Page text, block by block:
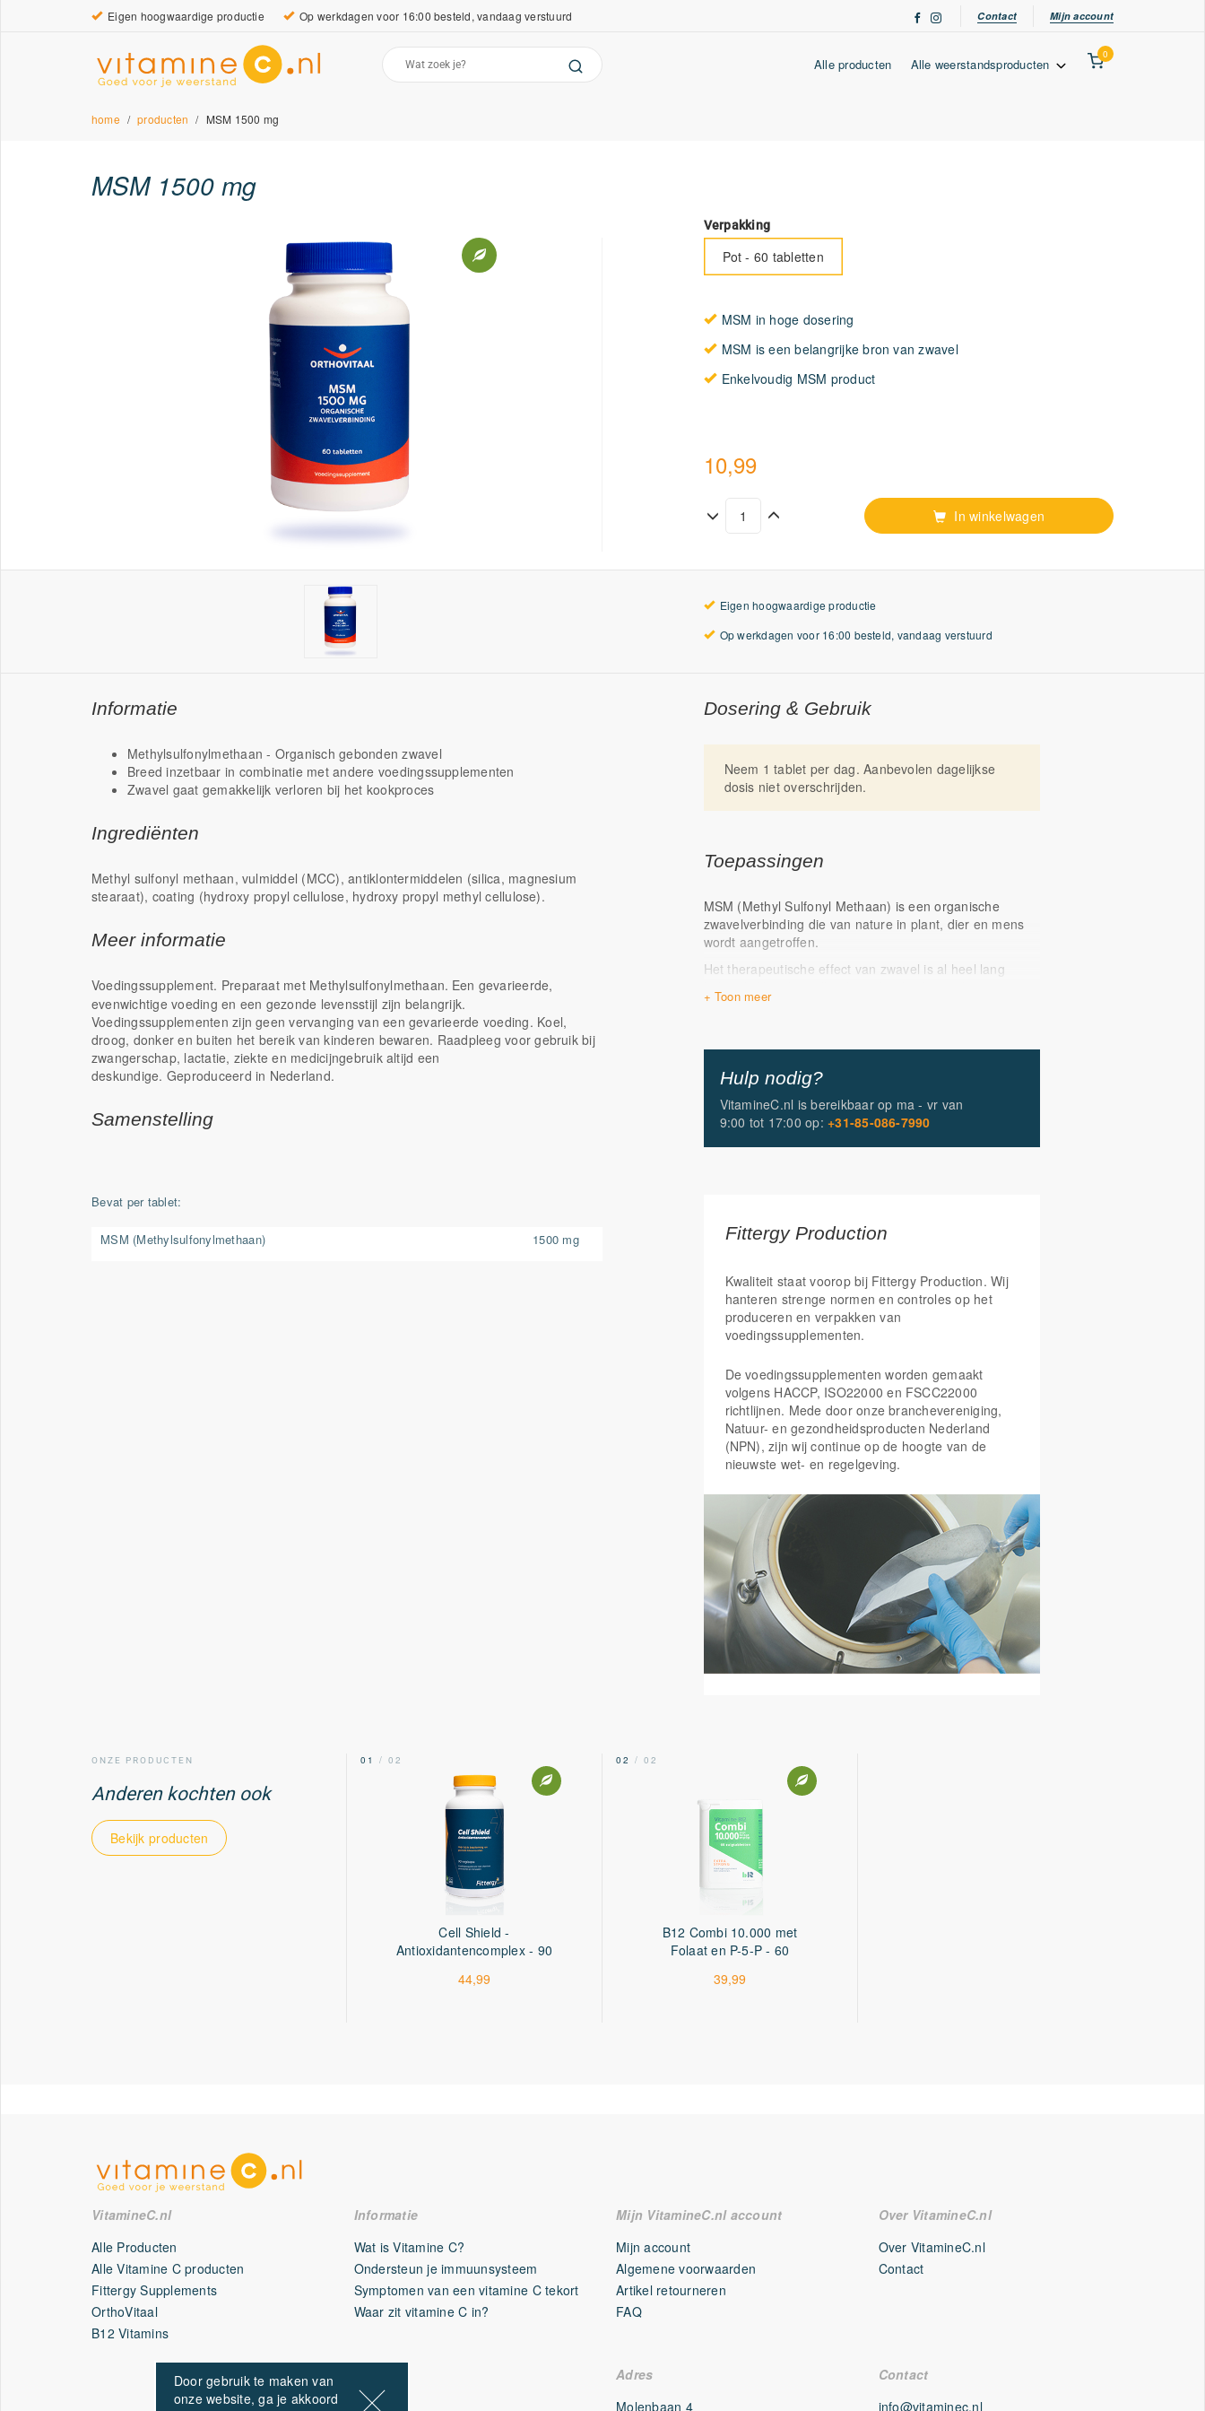
Eigen hoogwaardige productie Op werkdagen voor 16:00 besteld, vandaag verstuurd Contact Mijn account
Alle producten Alle weerstandsproducten
0
home producten MSM 1500 mg
MSM 1500 mg
Verpakking
Pot - 60 tabletten
MSM in hoge dosering
MSM is een belangrijke bron van zwavel
Enkelvoudig MSM product
10,99
In winkelwagen
Eigen hoogwaardige productie
Op werkdagen voor 16:00 besteld, vandaag verstuurd
Informatie
Methylsulfonylmethaan - Organisch gebonden zwavel
Breed inzetbaar in combinatie met andere voedingssupplementen
Zwavel gaat gemakkelijk verloren bij het kookproces
Ingrediënten
Methyl sulfonyl methaan, vulmiddel (MCC), antiklontermiddelen (silica, magnesium
stearaat), coating (hydroxy propyl cellulose, hydroxy propyl methyl cellulose).
Meer informatie
Voedingssupplement. Preparaat met Methylsulfonylmethaan. Een gevarieerde,
evenwichtige voeding en een gezonde levensstijl zijn belangrijk.
Voedingssupplementen zijn geen vervanging van een gevarieerde voeding. Koel,
droog, donker en buiten het bereik van kinderen bewaren. Raadpleeg voor gebruik bij
zwangerschap, lactatie, ziekte en medicijngebruik altijd een
deskundige. Geproduceerd in Nederland.
Samenstelling
Bevat per tablet:
MSM (Methylsulfonylmethaan) 1500 mg
Dosering & Gebruik
Neem 1 tablet per dag. Aanbevolen dagelijkse
dosis niet overschrijden.
Toepassingen
MSM (Methyl Sulfonyl Methaan) is een organische
zwavelverbinding die van nature in plant, dier en mens
wordt aangetroffen.
Het therapeutische effect van zwavel is al heel lang
zwavelrijke hete bronnen, vaak van vulkanische
Hulp nodig?
VitamineC.nl is bereikbaar op ma - vr van
9:00 tot 17:00 op:+31-85-086-7990
Fittergy Production
Kwaliteit staat voorop bij Fittergy Production. Wij
hanteren strenge normen en controles op het
produceren en verpakken van
voedingssupplementen.
De voedingssupplementen worden gemaakt
volgens HACCP, ISO22000 en FSCC22000
richtlijnen. Mede door onze branchevereniging,
Natuur- en gezondheidsproducten Nederland
(NPN), zijn wij continue op de hoogte van de
nieuwste wet- en regelgeving.
ONZE PRODUCTEN
Anderen kochten ook
Bekijk producten
00 / 02 01 / 02
Cell Shield -
Antioxidantencomplex - 90
44,99
02 / 02
B12 Combi 10.000 met
Folaat en P-5-P - 60
39,99
VitamineC.nl
Alle Producten
Alle Vitamine C producten
Fittergy Supplements
OrthoVitaal
B12 Vitamins
Informatie
Wat is Vitamine C?
Ondersteun je immuunsysteem
Symptomen van een vitamine C tekort
Waar zit vitamine C in?
Mijn VitamineC.nl account
Mijn account
Algemene voorwaarden
Artikel retourneren
FAQ
Over VitamineC.nl
Over VitamineC.nl
Contact
Adres
Molenbaan 4
Contact
info@vitaminec.nl
Door gebruik te maken van
onze website, ga je akkoord